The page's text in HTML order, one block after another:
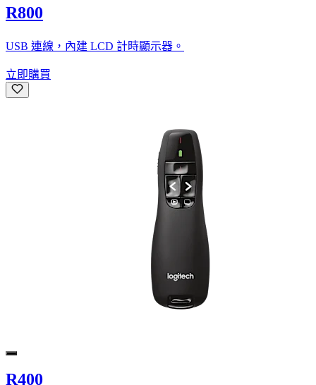
R800
USB 連線，內建 LCD 計時顯示器。
立即購買
R400